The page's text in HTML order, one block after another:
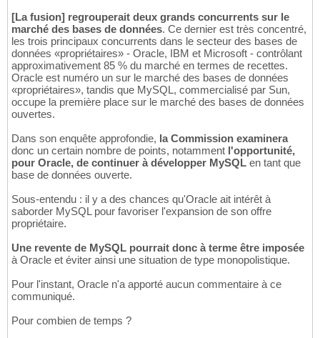
[La fusion] regrouperait deux grands concurrents sur le
marché des bases de données. Ce dernier est très concentré,
les trois principaux concurrents dans le secteur des bases de
données «propriétaires» - Oracle, IBM et Microsoft - contrôlant
approximativement 85 % du marché en termes de recettes.
Oracle est numéro un sur le marché des bases de données
«propriétaires», tandis que MySQL, commercialisé par Sun,
occupe la première place sur le marché des bases de données
ouvertes.
Dans son enquête approfondie, la Commission examinera
donc un certain nombre de points, notamment l'opportunité,
pour Oracle, de continuer à développer MySQL en tant que
base de données ouverte.
Sous-entendu : il y a des chances qu'Oracle ait intérêt à
saborder MySQL pour favoriser l'expansion de son offre
propriétaire.
Une revente de MySQL pourrait donc à terme être imposée
à Oracle et éviter ainsi une situation de type monopolistique.
Pour l'instant, Oracle n'a apporté aucun commentaire à ce
communiqué.
Pour combien de temps ?